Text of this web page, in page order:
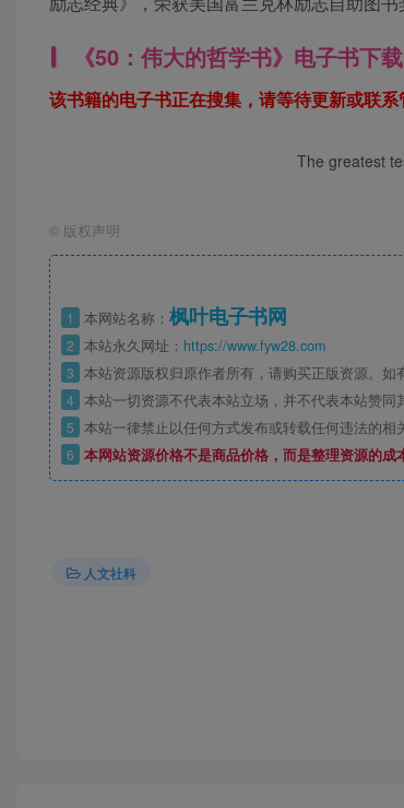
《50：伟大的哲学书》电子书下载
该书籍的电子书正在搜集，请等待更新或联系
The greatest
© 版权声明
1 本网站名称： 枫叶电子书网
2 本站永久网址： https://www.fyw28.com
3 本站资源版权归原作者所有，请购买正版资源。如
4 本站一切资源不代表本站立场，并不代表本站赞同
5 本站一律禁止以任何方式发布或转载任何违法的相
6 本网站资源价格不是商品价格，而是整理资源的成
人文社科